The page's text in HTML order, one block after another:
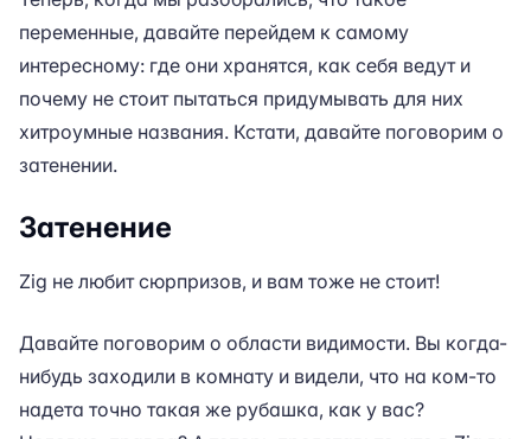
переменные, давайте перейдем к самому
интересному: где они хранятся, как себя ведут и
почему не стоит пытаться придумывать для них
хитроумные названия. Кстати, давайте поговорим о
затенении.
Затенение
Zig не любит сюрпризов, и вам тоже не стоит!
Давайте поговорим о области видимости. Вы когда-
нибудь заходили в комнату и видели, что на ком-то
надета точно такая же рубашка, как у вас?